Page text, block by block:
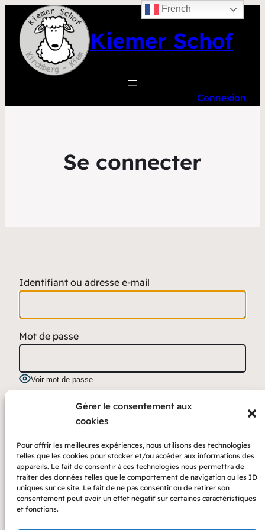
Gérer le consentement aux
cookies
Pour offrir les meilleures expériences, nous utilisons des technologies
telles que les cookies pour stocker et/ou accéder aux informations des
appareils. Le fait de consentir à ces technologies nous permettra de
traiter des données telles que le comportement de navigation ou les ID
uniques sur ce site. Le fait de ne pas consentir ou de retirer son
consentement peut avoir un effet négatif sur certaines caractéristiques
et fonctions.
Kiemer Schof
Connexion
Se connecter
Identifiant ou adresse e-mail
Mot de passe
Voir mot de passe
Se souvenir de moi
Login with Google
Mot de passe oublié ?
French